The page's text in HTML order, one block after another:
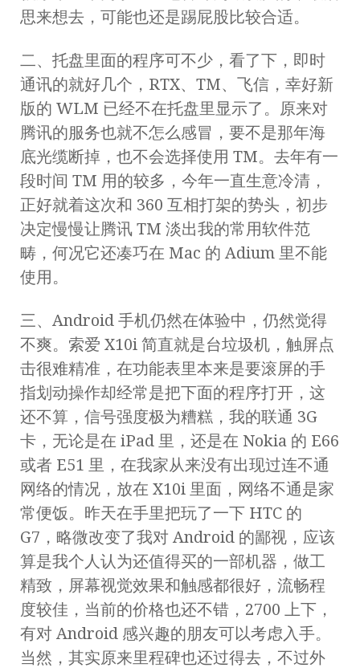
思来想去，可能也还是踢屁股比较合适。
二、托盘里面的程序可不少，看了下，即时
通讯的就好几个，RTX、TM、飞信，幸好新
版的 WLM 已经不在托盘里显示了。原来对
腾讯的服务也就不怎么感冒，要不是那年海
底光缆断掉，也不会选择使用 TM。去年有一
段时间 TM 用的较多，今年一直生意冷清，
正好就着这次和 360 互相打架的势头，初步
决定慢慢让腾讯 TM 淡出我的常用软件范
畴，何况它还凑巧在 Mac 的 Adium 里不能
使用。
三、Android 手机仍然在体验中，仍然觉得
不爽。索爱 X10i 简直就是台垃圾机，触屏点
击很难精准，在功能表里本来是要滚屏的手
指划动操作却经常是把下面的程序打开，这
还不算，信号强度极为糟糕，我的联通 3G
卡，无论是在 iPad 里，还是在 Nokia 的 E66
或者 E51 里，在我家从来没有出现过连不通
网络的情况，放在 X10i 里面，网络不通是家
常便饭。昨天在手里把玩了一下 HTC 的
G7，略微改变了我对 Android 的鄙视，应该
算是我个人认为还值得买的一部机器，做工
精致，屏幕视觉效果和触感都很好，流畅程
度较佳，当前的价格也还不错，2700 上下，
有对 Android 感兴趣的朋友可以考虑入手。
当然，其实原来里程碑也还过得去，不过外